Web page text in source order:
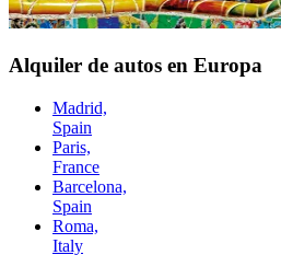
Alquiler de autos en Europa
Madrid,
Spain
Paris,
France
Barcelona,
Spain
Roma,
Italy